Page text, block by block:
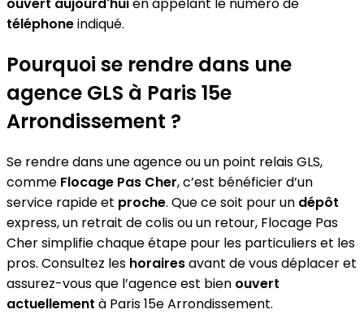
téléphoneindiqué.
Pourquoi se rendre dans une
agence GLS à Paris 15e
Arrondissement ?
Se rendre dans une agence ou un point relais GLS,
comme Flocage Pas Cher, c’est bénéficier d’un
service rapide et proche. Que ce soit pour un dépôt
express, un retrait de colis ou un retour, Flocage Pas
Cher simplifie chaque étape pour les particuliers et les
pros. Consultez les horairesavant de vous déplacer et
assurez-vous que l’agence est bien ouvert
actuellement à Paris 15e Arrondissement.